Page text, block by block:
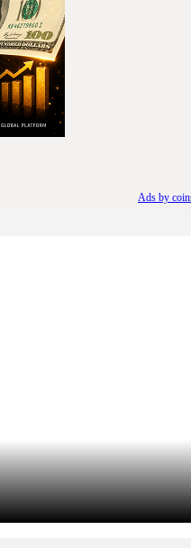
Ads by